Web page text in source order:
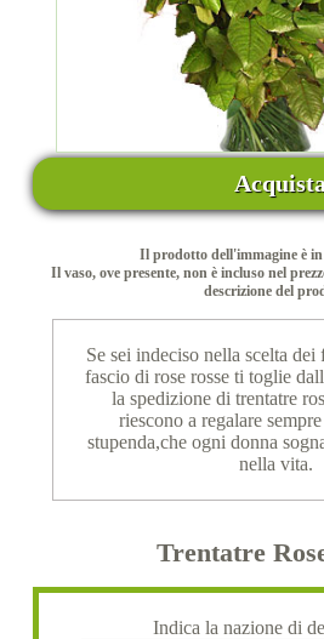
Il prodotto dell'immagine è
Il vaso, ove presente, non è incluso nel
descrizione del
Se sei indeciso nella scelta
fascio di rose rosse ti toglie
la spedizione di trentatre
riescono a regalare
stupenda,che ogni donna
nella vita.
Trentatre
Indica la nazione di